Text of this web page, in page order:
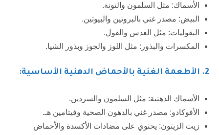
الأسماك: مثل السلمون والتونة.
البيض: مصدر غني بالبروتين والبيوتين.
البقوليات: مثل العدس والفول.
المكسرات والبذور: مثل اللوز والجوز وبذور الشيا.
2. الأطعمة الغنية بالأحماض الدهنية الأساسية:
الأسماك الدهنية: مثل السلمون والسردين.
الأفوكادو: مصدر غني بالدهون الصحية وفيتامين هـ.
زيت الزيتون: يحتوي على مضادات الأكسدة والأحماض